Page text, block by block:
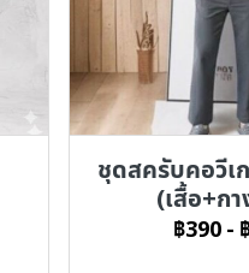
ชุดสครับคอวีเ
(เสื้อ+กา
฿390 -